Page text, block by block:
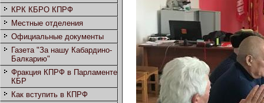
КРК КБРО КПРФ
Местные отделения
Официальные документы
Газета "За нашу Кабардино-
Балкарию"
Фракция КПРФ в Парламенте
КБР
Как вступить в КПРФ